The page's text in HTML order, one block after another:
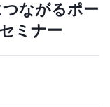
ながるポー
ミナー